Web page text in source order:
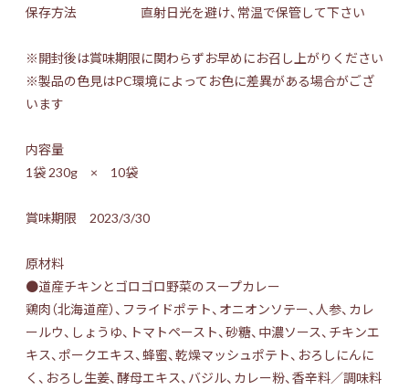
保存方法 直射日光を避け、常温で保管して下さい
※開封後は賞味期限に関わらずお早めにお召し上がりください
※製品の色見はPC環境によってお色に差異がある場合がござ
います
内容量
1袋 230g × 10袋
賞味期限 2023/3/30
原材料
●道産チキンとゴロゴロ野菜のスープカレー
鶏肉（北海道産）、フライドポテト、オニオンソテー、人参、カレ
ールウ、しょうゆ、トマトペースト、砂糖、中濃ソース、チキンエ
キス、ポークエキス、蜂蜜、乾燥マッシュポテト、おろしにんに
く、おろし生姜、酵母エキス、バジル、カレー粉、香辛料／調味料